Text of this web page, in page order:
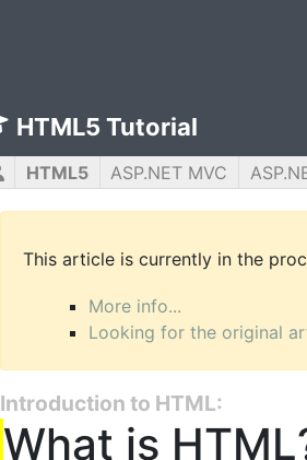
HTML5 Tutorial
HTML5 ASP.NET MVC
This article is currently in the
More info...
Looking for the original
Introduction to HTML:
What is